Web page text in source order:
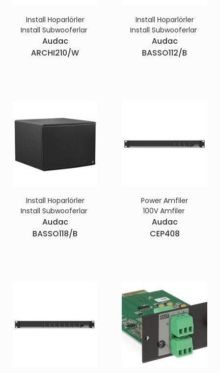
Install Hoparlörler
Install Subwooferlar
Audac
ARCHI210/W
Install Hoparlörler
Install Subwooferlar
Audac
BASSO112/B
Install Hoparlörler
Install Subwooferlar
Audac
BASSO118/B
Power Amfiler
100V Amfiler
Audac
CEP408